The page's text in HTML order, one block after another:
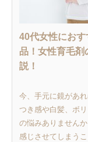
40代女性にお
品！女性育毛剤
説！
今、手元に鏡があ
つき感や白髪、ボ
の悩みありません
感じさせてしまう